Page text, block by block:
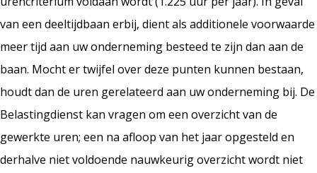
van een deeltijdbaan erbij, dient als additionele voorwaarde
meer tijd aan uw onderneming besteed te zijn dan aan de
baan. Mocht er twijfel over deze punten kunnen bestaan,
houdt dan de uren gerelateerd aan uw onderneming bij. De
Belastingdienst kan vragen om een overzicht van de
gewerkte uren; een na afloop van het jaar opgesteld en
derhalve niet voldoende nauwkeurig overzicht wordt niet